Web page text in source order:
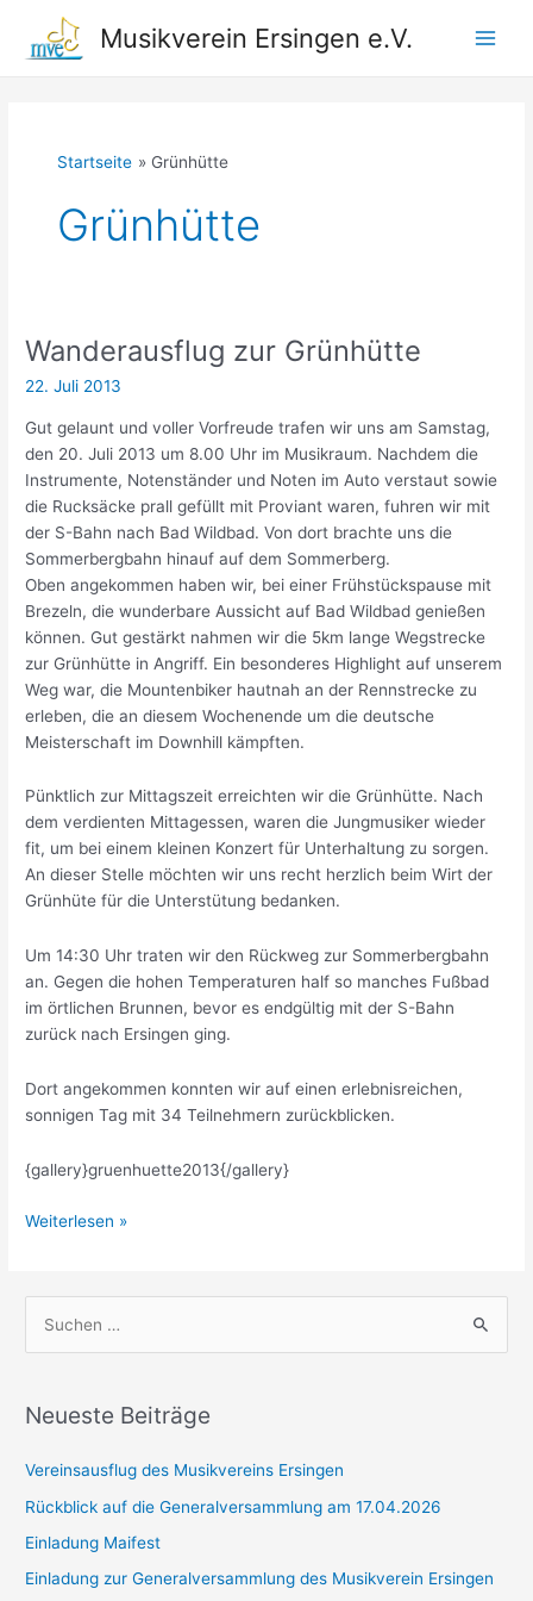
springen
Musikverein Ersingen e.V.
Startseite Grünhütte
Grünhütte
Wanderausflug zur Grünhütte
22. Juli 2013
Gut gelaunt und voller Vorfreude trafen wir uns am Samstag,
den 20. Juli 2013 um 8.00 Uhr im Musikraum. Nachdem die
Instrumente, Notenständer und Noten im Auto verstaut sowie
die Rucksäcke prall gefüllt mit Proviant waren, fuhren wir mit
der S-Bahn nach Bad Wildbad. Von dort brachte uns die
Sommerbergbahn hinauf auf dem Sommerberg.
Oben angekommen haben wir, bei einer Frühstückspause mit
Brezeln, die wunderbare Aussicht auf Bad Wildbad genießen
können. Gut gestärkt nahmen wir die 5km lange Wegstrecke
zur Grünhütte in Angriff. Ein besonderes Highlight auf unserem
Weg war, die Mountenbiker hautnah an der Rennstrecke zu
erleben, die an diesem Wochenende um die deutsche
Meisterschaft im Downhill kämpften.
Pünktlich zur Mittagszeit erreichten wir die Grünhütte. Nach
dem verdienten Mittagessen, waren die Jungmusiker wieder
fit, um bei einem kleinen Konzert für Unterhaltung zu sorgen.
An dieser Stelle möchten wir uns recht herzlich beim Wirt der
Grünhüte für die Unterstütung bedanken.
Um 14:30 Uhr traten wir den Rückweg zur Sommerbergbahn
an. Gegen die hohen Temperaturen half so manches Fußbad
im örtlichen Brunnen, bevor es endgültig mit der S-Bahn
zurück nach Ersingen ging.
Dort angekommen konnten wir auf einen erlebnisreichen,
sonnigen Tag mit 34 Teilnehmern zurückblicken.
{gallery}gruenhuette2013{/gallery}
Wanderausflug
Weiterlesen »
h
n
n
a
Neueste Beiträge
Vereinsausflug des Musikvereins Ersingen
Rückblick auf die Generalversammlung am 17.04.2026
Einladung Maifest
Einladung zur Generalversammlung des Musikverein Ersingen